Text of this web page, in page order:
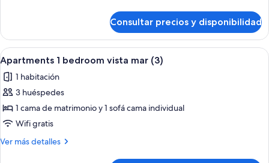
mar
(2)
1
bedroom
vista
mar
(2)
Consultar precios y disponibilidad
Abrir
todas
las
fotos
de
Apartments
1
Habitación de hotel con cama, una
15
Apartments 1 bedroom vista mar (3)
1 habitación
3 huéspedes
1 cama de matrimonio y 1 sofá cama individual
Wifi gratis
Ver más detalles
Más